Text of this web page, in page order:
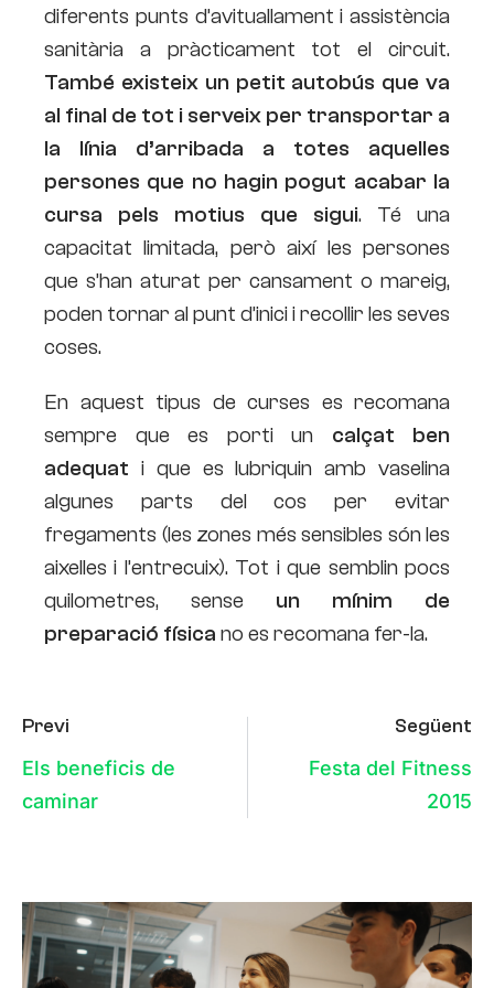
diferents punts d’avituallament i assistència
sanitària a pràcticament tot el circuit.
També existeix un petit autobús que va
al final de tot i serveix per transportar a
la línia d’arribada a totes aquelles
persones que no hagin pogut acabar la
cursa pels motius que sigui. Té una
capacitat limitada, però així les persones
que s’han aturat per cansament o mareig,
poden tornar al punt d’inici i recollir les seves
coses.
En aquest tipus de curses es recomana
sempre que es porti un calçat ben
adequat i que es lubriquin amb vaselina
algunes parts del cos per evitar
fregaments (les zones més sensibles són les
aixelles i l’entrecuix). Tot i que semblin pocs
quilometres, sense un mínim de
preparació física no es recomana fer-la.
Previ
Els beneficis de
caminar
Següent
Festa del Fitness
2015